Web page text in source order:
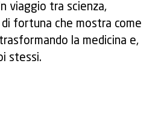
viaggio tra scienza,
fortuna che mostra come
la medicina e,
stessi.